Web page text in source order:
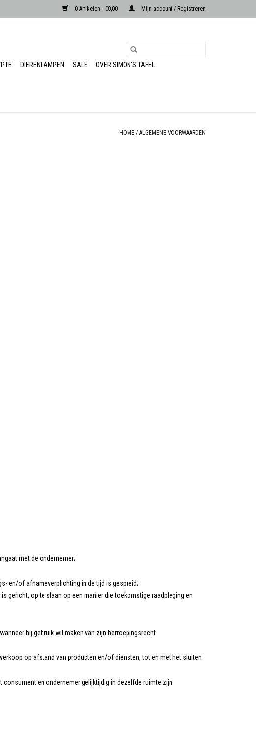
0 Artikelen - €0,00 Mijn account / Registreren
DIERENLAMPEN SALE
OVER SIMON'S TAFEL
HOME / ALGEMENE VOORWAARDEN
met de ondernemer;
en/of afnameverplichting in de tijd is gespreid;
gericht, op te slaan op een manier die toekomstige raadpleging en
hij gebruik wil maken van zijn herroepingsrecht.
op afstand van producten en/of diensten, tot en met het sluiten
consument en ondernemer gelijktijdig in dezelfde ruimte zijn